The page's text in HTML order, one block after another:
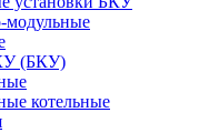
модульные
(БКУ)
котельные